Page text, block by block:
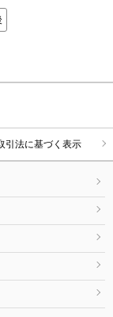
引法に基づく表示